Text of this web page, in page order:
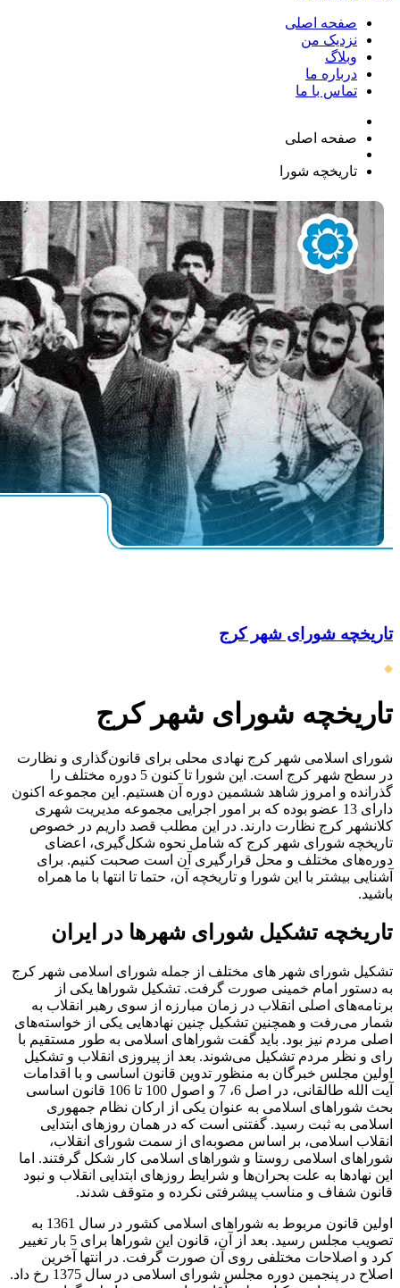
صفحه اصلی
نزدیک من
وبلاگ
درباره ما
تماس با ما
صفحه اصلی
تاریخچه شورا
تاریخچه شورای شهر کرج
تاریخچه شورای شهر کرج
شورای اسلامی شهر کرج نهادی محلی برای قانون‌گذاری و نظارت
در سطح شهر کرج است. این شورا تا کنون 5 دوره مختلف را
گذرانده و امروز شاهد ششمین دوره آن هستیم. این مجموعه اکنون
دارای 13 عضو بوده که بر امور اجرایی مجموعه مدیریت شهری
کلانشهر کرج نظارت دارند. در این مطلب قصد داریم در خصوص
تاریخچه شورای شهر کرج که شامل نحوه شکل‌گیری، اعضای
دوره‌های مختلف و محل قرارگیری آن است صحبت کنیم. برای
آشنایی بیشتر با این شورا و تاریخچه آن، حتما تا انتها با ما همراه
باشید.
تاریخچه تشکیل شورای شهرها در ایران
تشکیل شورای شهر های مختلف از جمله شورای اسلامی شهر کرج
به دستور امام خمینی صورت گرفت. تشکیل شوراها یکی از
برنامه‌های اصلی انقلاب در زمان مبارزه از سوی رهبر انقلاب به
شمار می‌رفت و همچنین تشکیل چنین نهادهایی یکی از خواسته‌های
اصلی مردم نیز بود. باید گفت شوراهای اسلامی به طور مستقیم با
رای و نظر مردم تشکیل می‌شوند. بعد از پیروزی انقلاب و تشکیل
اولین مجلس خبرگان به منظور تدوین قانون اساسی و با اقدامات
آیت الله طالقانی، در اصل 6، 7 و اصول 100 تا 106 قانون اساسی
بحث شوراهای اسلامی به عنوان یکی از ارکان نظام جمهوری
اسلامی به ثبت رسید. گفتنی است که در همان روزهای ابتدایی
انقلاب اسلامی، بر اساس مصوبه‌ای از سمت شورای انقلاب،
شوراهای اسلامی روستا و شوراهای اسلامی کار شکل گرفتند. اما
این نهادها به علت بحران‌ها و شرایط روزهای ابتدایی انقلاب و نبود
قانون شفاف و مناسب پیشرفتی نکرده و متوقف شدند.
اولین قانون مربوط به شوراهای اسلامی کشور در سال 1361 به
تصویب مجلس رسید. بعد از آن، قانون این شوراها برای 5 بار تغییر
کرد و اصلاحات مختلفی روی آن صورت گرفت. در انتها آخرین
اصلاح در پنجمین دوره مجلس شورای اسلامی در سال 1375 رخ داد.